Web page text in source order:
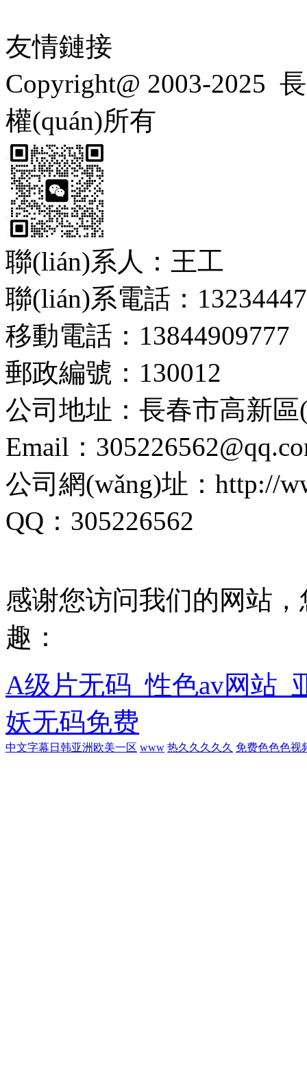
友情鏈接
Copyright@ 2003-2025
權(quán)所有
聯(lián)系人：王工
聯(lián)系電話：
移動電話：13844909777
郵政編號：130012
公司地址：長春市高新區
Email：
公司網(wǎng)址：http://
QQ：305226562
感谢您访问我们的网站
趣：
A级片无码_性色av网站_
妖无码免费
中文字幕日韩亚洲欧美一区 www 热久久久久久 免费色色色视